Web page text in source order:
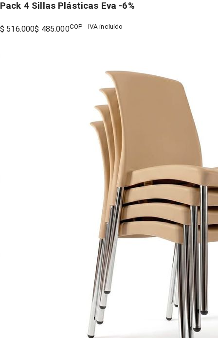
Pack 4 Sillas Plásticas Eva -6%
$ 516.000$ 485.000COP - IVA incluido